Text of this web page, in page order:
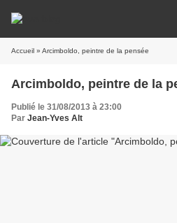
Accueil » Arcimboldo, peintre de la pensée
Arcimboldo, peintre de la
Publié le 31/08/2013 à 23:00
Par Jean-Yves Alt